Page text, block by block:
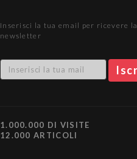
Inserisci la tua email per ricevere la
newsletter
1.000.000 DI VISITE
12.000 ARTICOLI